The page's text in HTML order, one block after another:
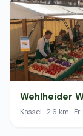
Wehlheider
Kassel · 2.6 km ·